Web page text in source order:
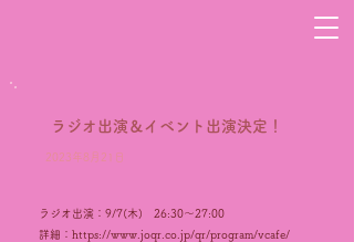
ラジオ出演＆イベント出演決定！
2023年8月21日
ラジオ出演：9/7(木) 26:30～27:00
詳細： https://www.joqr.co.jp/qr/program/vcafe/